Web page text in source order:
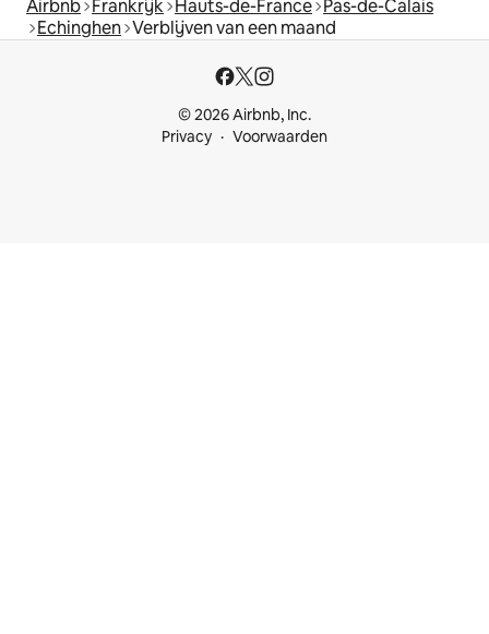
Airbnb Frankrijk Hauts-de-France Pas-de-Calais
Echinghen Verblijven van een maand
© 2026 Airbnb, Inc.
Privacy
Voorwaarden